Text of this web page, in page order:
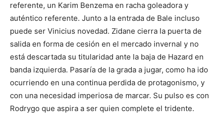
referente, un Karim Benzema en racha goleadora y
auténtico referente. Junto a la entrada de Bale incluso
puede ser Vinicius novedad. Zidane cierra la puerta de
salida en forma de cesión en el mercado invernal y no
está descartada su titularidad ante la baja de Hazard en
banda izquierda. Pasaría de la grada a jugar, como ha ido
ocurriendo en una continua perdida de protagonismo, y
con una necesidad imperiosa de marcar. Su pulso es con
Rodrygo que aspira a ser quien complete el tridente.